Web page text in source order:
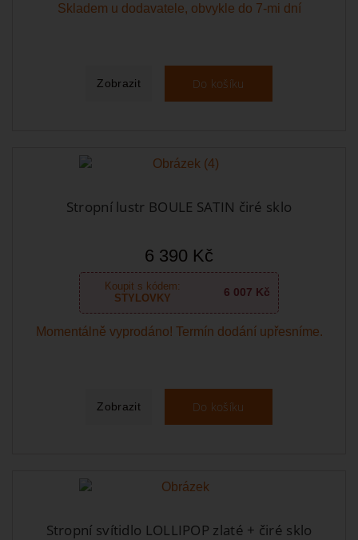
Skladem u dodavatele, obvykle do 7-mi dní
Zobrazit Do košíku
Stropní lustr BOULE SATIN čiré sklo
6 390 Kč
Koupit s kódem:
STYLOVKY
6 007 Kč
Momentálně vyprodáno! Termín dodání upřesníme.
Zobrazit Do košíku
Stropní svítidlo LOLLIPOP zlaté + čiré sklo